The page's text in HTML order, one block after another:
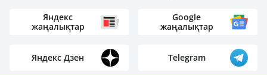
Яндекс
жаңалықтар
Google
жаңалықтар
Яндекс Дзен Telegram